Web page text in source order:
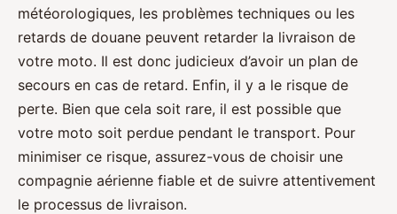
météorologiques, les problèmes techniques ou les
retards de douane peuvent retarder la livraison de
votre moto. Il est donc judicieux d’avoir un plan de
secours en cas de retard. Enfin, il y a le risque de
perte. Bien que cela soit rare, il est possible que
votre moto soit perdue pendant le transport. Pour
minimiser ce risque, assurez-vous de choisir une
compagnie aérienne fiable et de suivre attentivement
le processus de livraison.